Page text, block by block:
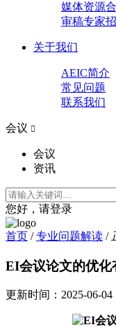
媒体资源
审稿专家
关于我们
AEIC简介
常见问题
联系我们
会议 
会议
资讯
您好，请登录
首页 / 专业问题解读 /
EI会议论文的优化
更新时间： 2025-06-04